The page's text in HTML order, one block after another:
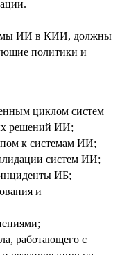
ИИ в КИИ, должны
политики и
циклом систем
решений ИИ;
к системам ИИ;
систем ИИ;
ИБ;
и
работающего с